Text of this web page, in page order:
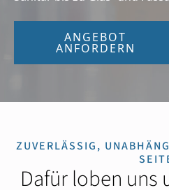
ANGEBOT
ANFORDERN
ZUVERLÄSSIG,
Dafür loben uns